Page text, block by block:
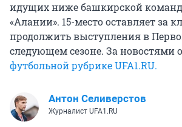
идущих ниже башкирской
«Алании». 15-место оставляет за
продолжить выступления в
следующем сезоне. За новостями
футбольной рубрике UFA1.RU.
Антон Селиверстов
Журналист UFA1.RU